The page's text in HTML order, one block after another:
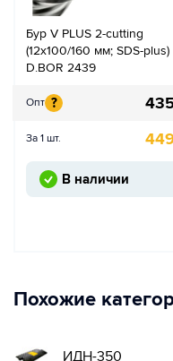
Бур V PLUS 2-cutting
(12x100/160 мм; SDS-plus)
D.BOR 2439
Опт ?
За 1 шт.
В наличии
Похожие
ИДН-350